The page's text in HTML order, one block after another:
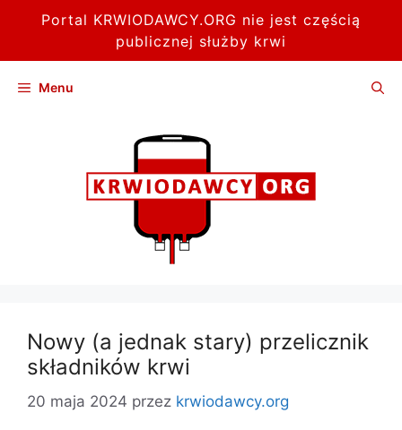
Portal KRWIODAWCY.ORG nie jest częścią
publicznej służby krwi
Menu
Nowy (a jednak stary) przelicznik
składników krwi
20 maja 2024 przez krwiodawcy.org